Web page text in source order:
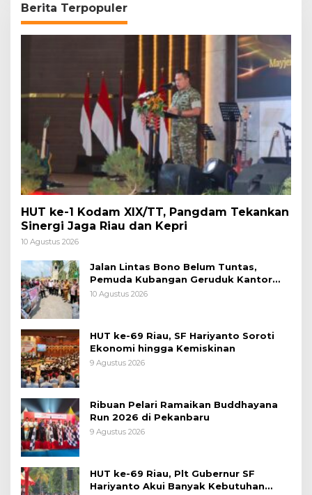
Berita Terpopuler
HUT ke-1 Kodam XIX/TT, Pangdam Tekankan
Sinergi Jaga Riau dan Kepri
10 Agustus 2026
Jalan Lintas Bono Belum Tuntas,
Pemuda Kubangan Geruduk Kantor
Gubernur Riau
10 Agustus 2026
HUT ke-69 Riau, SF Hariyanto Soroti
Ekonomi hingga Kemiskinan
9 Agustus 2026
Ribuan Pelari Ramaikan Buddhayana
Run 2026 di Pekanbaru
9 Agustus 2026
HUT ke-69 Riau, Plt Gubernur SF
Hariyanto Akui Banyak Kebutuhan